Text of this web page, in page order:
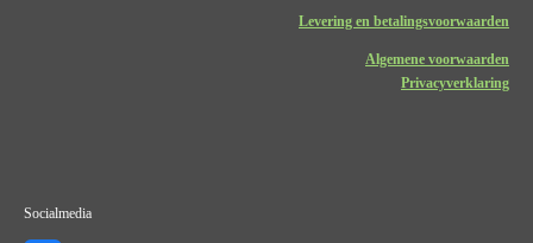
Levering en betalingsvoorwaarden
Algemene voorwaarden
Privacyverklaring
Socialmedia